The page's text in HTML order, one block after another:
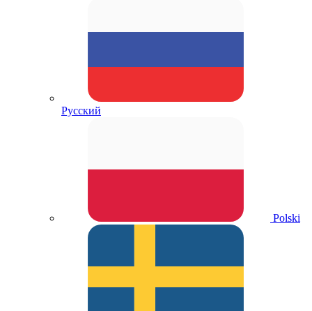
Русский
Polski